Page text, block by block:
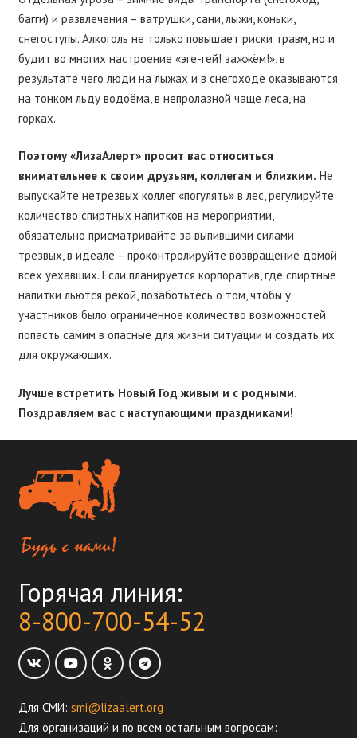
багги) и развлечения – ватрушки, сани, лыжи, коньки,
снегоступы. Алкоголь не только повышает риски травм, но и
будит во многих настроение «эге-гей! зажжём!», в
результате чего люди на лыжах и в снегоходе оказываются
на тонком льду водоёма, в непролазной чаще леса, на
горках.
Поэтому «ЛизаАлерт» просит вас относиться
внимательнее к своим друзьям, коллегам и близким. Не
выпускайте нетрезвых коллег «погулять» в лес, регулируйте
количество спиртных напитков на мероприятии,
обязательно присматривайте за выпившими силами
трезвых, в идеале – проконтролируйте возвращение домой
всех уехавших. Если планируется корпоратив, где спиртные
напитки льются рекой, позаботьтесь о том, чтобы у
участников было ограниченное количество возможностей
попасть самим в опасные для жизни ситуации и создать их
для окружающих.
Лучше встретить Новый Год живым и с родными.
Поздравляем вас с наступающими праздниками!
Горячая линия:
8-800-700-54-52
Для СМИ: smi@lizaalert.org
Для организаций и по всем остальным вопросам: